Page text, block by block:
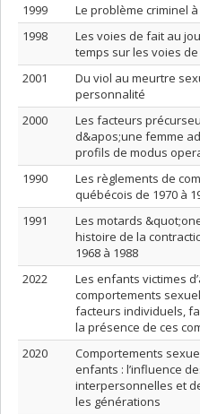
1999
Le problème criminel
1998
Les voies de fait au
temps sur les voies
2001
Du viol au meurtre
personnalité
2000
Les facteurs
d&apos;une femme
profils de modus
1990
Les règlements de
québécois de 1970 à
1991
Les motards
histoire de la
1968 à 1988
2022
Les enfants victimes
comportements
facteurs individuels,
la présence de ces
2020
Comportements
enfants : l’influence
interpersonnelles et
les générations